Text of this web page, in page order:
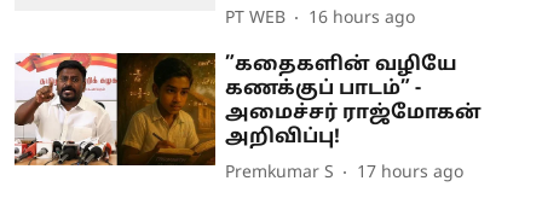
PT WEB 16 hours ago
”கதைகளின் வழியே
கணக்குப் பாடம்” -
அமைச்சர் ராஜ்மோகன்
அறிவிப்பு!
Premkumar S 17 hours ago